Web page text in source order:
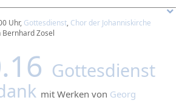
Uhr, Gottesdienst, Chor der Johanniskirche
Zosel
Gottesdienst
mit Werken von Georg